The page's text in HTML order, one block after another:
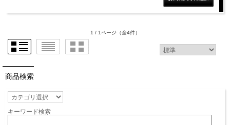
1 / 1ページ （全4件）
商品検索
キーワード検索